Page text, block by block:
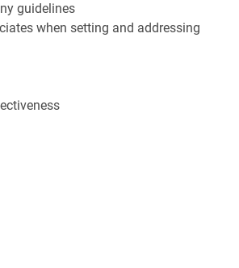
guidelines
when setting and addressing